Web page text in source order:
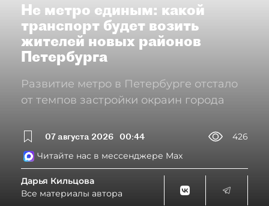
Не метро единым: какой
транспорт будет возить
жителей новых районов
Петербурга
Развитие метро в Петербурге отстало
от темпов застройки окраин города
07 августа 2026 00:44
426
Читайте нас в мессенджере Max
Дарья Кильцова
Все материалы автора